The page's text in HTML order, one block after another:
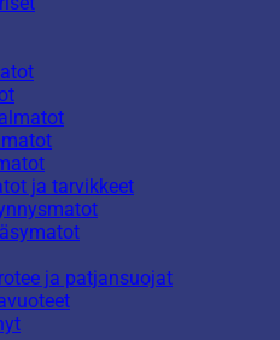
ja tarvikkeet
ja patjansuojat